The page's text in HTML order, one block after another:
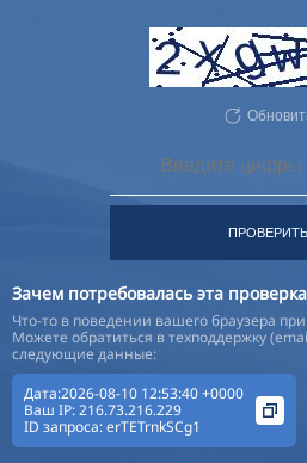
ПРОВЕРИТЬ
Зачем потребовалась эта
Что-то в поведении вашего браузера
Можете обратиться в техподдержку
следующие данные:
Дата:2026-08-10 12:53:40 +0000
Ваш IP:216.73.216.229
ID запроса:erTETrnkSCg1